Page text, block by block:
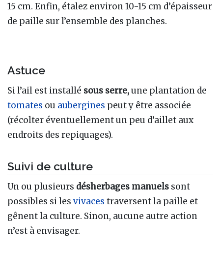
15 cm. Enfin, étalez environ 10-15 cm d’épaisseur
de paille sur l’ensemble des planches.
Astuce
Si l’ail est installé sous serre,une plantation de
tomates ou aubergines peut y être associée
(récolter éventuellement un peu d’aillet aux
endroits des repiquages).
Suivi de culture
Un ou plusieurs désherbages manuels sont
possibles si les vivaces traversent la paille et
gênent la culture. Sinon, aucune autre action
n’est à envisager.